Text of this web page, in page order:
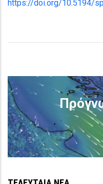
https://doi.org/10.5194/